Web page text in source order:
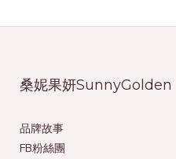
桑妮果妍SunnyGolden
品牌故事
FB粉絲團